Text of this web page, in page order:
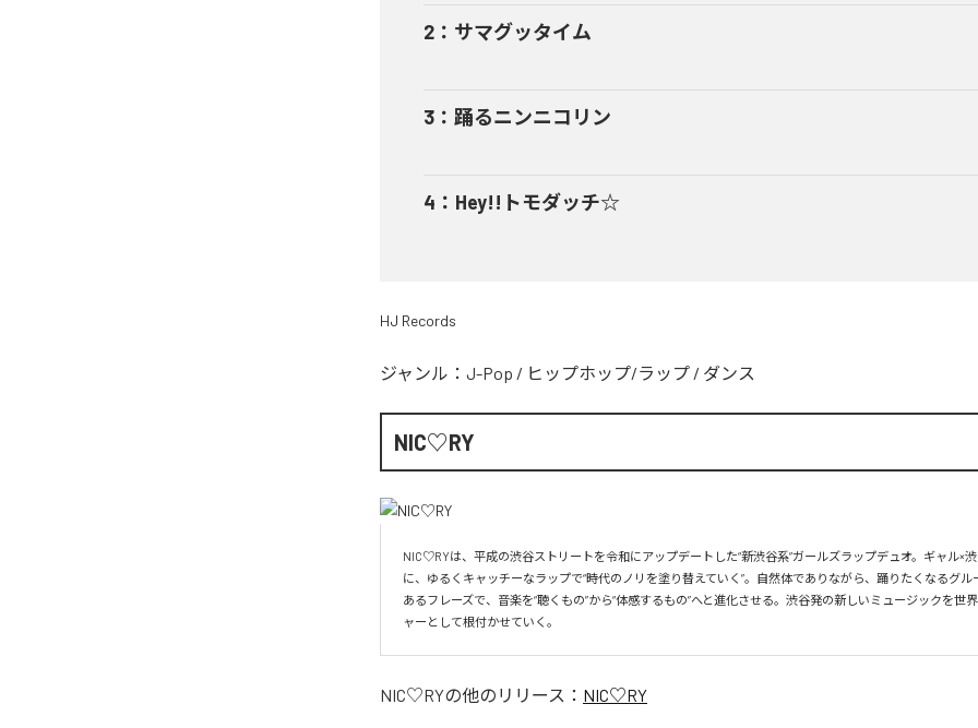
2 ： サマグッタイム
3 ： 踊るニンニコリン
4 ： Hey!!トモダッチ☆
HJ Records
ジャンル： J-Pop / ヒップホップ/ラップ / ダンス
NIC♡RY
NIC♡RYは、平成の渋谷ストリートを令和にアップデートした“新渋谷系”ガールズラップデュオ。ギャル×
に、ゆるくキャッチーなラップで“時代のノリを塗り替えていく”。自然体でありながら、踊りたくなるグル
あるフレーズで、音楽を“聴くもの”から“体感するもの”へと進化させる。渋谷発の新しいミュージックを世
ャーとして根付かせていく。
NIC♡RYの他のリリース： NIC♡RY